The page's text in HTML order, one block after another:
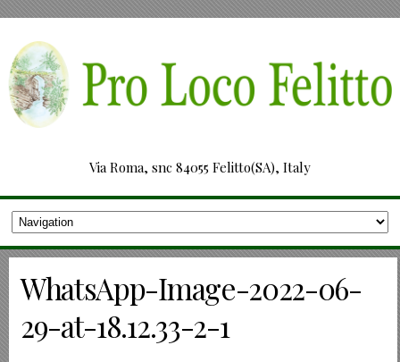
Via Roma, snc 84055 Felitto(SA), Italy
WhatsApp-Image-2022-06-
29-at-18.12.33-2-1